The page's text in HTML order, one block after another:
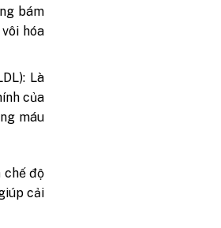
bám
hóa
Là
của
máu
chế độ
cải